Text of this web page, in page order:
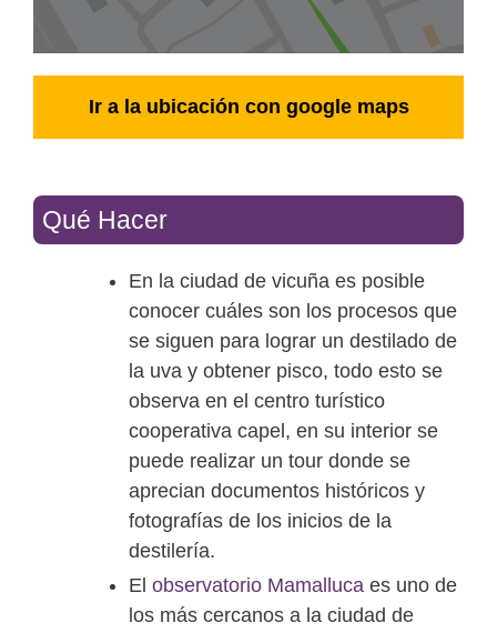
Ir a la ubicación con google maps
Qué Hacer
En la ciudad de vicuña es posible
conocer cuáles son los procesos que
se siguen para lograr un destilado de
la uva y obtener pisco, todo esto se
observa en el centro turístico
cooperativa capel, en su interior se
puede realizar un tour donde se
aprecian documentos históricos y
fotografías de los inicios de la
destilería.
El observatorio Mamalluca es uno de
los más cercanos a la ciudad de